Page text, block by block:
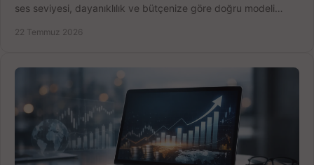
ses seviyesi, dayanıklılık ve bütçenize göre doğru modeli
22 Temmuz 2026